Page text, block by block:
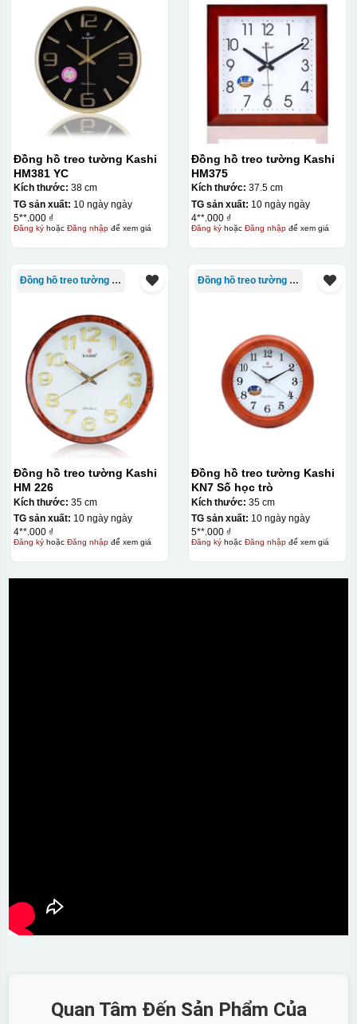
Đồng hồ treo tường Kashi
HM381 YC
Kích thước: 38 cm
TG sản xuất: 10 ngày ngày
5**.000 ₫
Đăng kýhoặc Đăng nhậpđể xem giá
Đồng hồ treo tường Kashi
HM375
Kích thước: 37.5 cm
TG sản xuất: 10 ngày ngày
4**.000 ₫
Đăng kýhoặc Đăng nhậpđể xem giá
Đồng hồ treo tường Kashi
Đồng hồ treo tường Kashi
HM 226
Kích thước: 35 cm
TG sản xuất: 10 ngày ngày
4**.000 ₫
Đăng kýhoặc Đăng nhậpđể xem giá
Đồng hồ treo tường Kashi
Đồng hồ treo tường Kashi
KN7 Số học trò
Kích thước: 35 cm
TG sản xuất: 10 ngày ngày
5**.000 ₫
Đăng kýhoặc Đăng nhậpđể xem giá
Quan Tâm Đến Sản Phẩm Của